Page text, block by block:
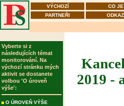
VÝCHOZÍ CO
PARTNEŘI
Vyberte si z
následujících témat
monitorování. Na
výchozí stránku mých
aktivit se dostanete
volbou 'O úroveň
výše':
O ÚROVEŇ VÝŠE
2019 -